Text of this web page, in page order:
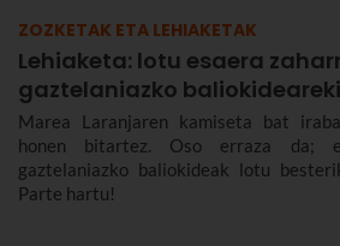
ZOZKETAK ETA LEHIAKETAK
Lehiaketa: lotu esaera
gaztelaniazko
Marea Laranjaren kamiseta bat
honen bitartez. Oso erraza da;
gaztelaniazko baliokideak lotu
Parte hartu!